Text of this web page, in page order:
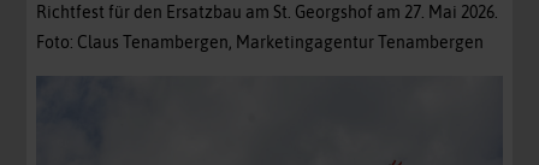
Richtfest für den Ersatzbau am St. Georgshof am 27. Mai 2026.
Foto: Claus Tenambergen, Marketingagentur Tenambergen